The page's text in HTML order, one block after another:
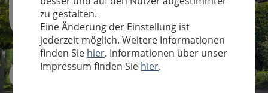
Sucheingabe
zu gestalten.
Eine Änderung der Einstellung ist
jederzeit möglich. Weitere Informationen
finden Sie hier. Informationen über unser
Impressum finden Sie hier.